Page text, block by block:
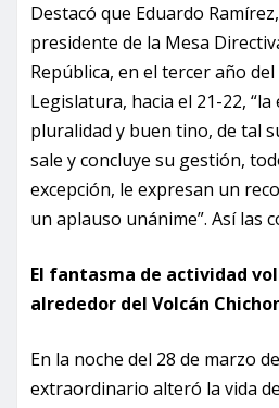
Destacó que Eduardo
presidente de la Mesa
República, en el tercer año
Legislatura, hacia el 21-22,
pluralidad y buen tino, de tal
sale y concluye su gestión,
excepción, le expresan un
un aplauso unánime”. Así las
El fantasma de actividad
alrededor del Volcán
En la noche del 28 de marzo
extraordinario alteró la vida